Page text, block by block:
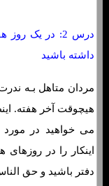
درس 2: در یک
داشته باشید
مردان متاهل بـه
هیچوقت آخر هفته.
می خواهید در مورد
اینکار را در
دفتر باشید و حق